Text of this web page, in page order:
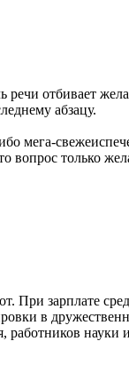
речи отбивает
абзацу.
мега-
только
При зарплате
в
работников